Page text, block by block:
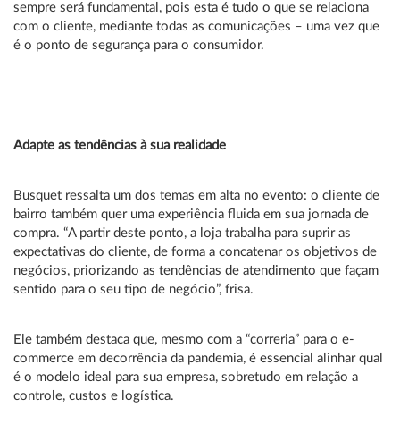
sempre será fundamental, pois esta é tudo o que se relaciona
com o cliente, mediante todas as comunicações – uma vez que
é o ponto de segurança para o consumidor.
Adapte as tendências à sua realidade
Busquet ressalta um dos temas em alta no evento: o cliente de
bairro também quer uma experiência fluida em sua jornada de
compra. “A partir deste ponto, a loja trabalha para suprir as
expectativas do cliente, de forma a concatenar os objetivos de
negócios, priorizando as tendências de atendimento que façam
sentido para o seu tipo de negócio”, frisa.
Ele também destaca que, mesmo com a “correria” para o e-
commerce em decorrência da pandemia, é essencial alinhar qual
é o modelo ideal para sua empresa, sobretudo em relação a
controle, custos e logística.